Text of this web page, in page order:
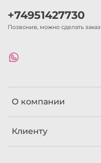
О компании
Клиенту
+74951427730
Позвонив, можно сделать заказ